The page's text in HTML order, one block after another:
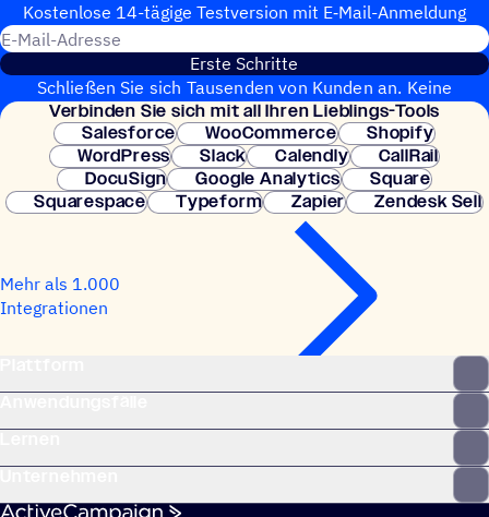
Kosten­lose 14-tägige Test­ver­sion mit E‑Mail-Anmel­dung
Erste Schritte
Schließen Sie sich Tausenden von Kunden an. Keine
Kreditkarte erforderlich. Sofortige Einrichtung.
Verbin­den Sie sich mit all Ihren Lieblings-Tools
Salesforce
WooCommerce
Shopify
WordPress
Slack Calendly
CallRail
DocuSign
Google Analytics
Square
Squarespace
Typeform Zapier Zendesk Sell
Mehr als 1.000
Integrationen